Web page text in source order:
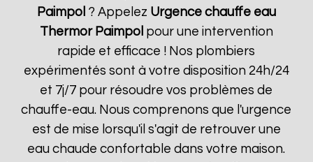
Paimpol ? Appelez Urgence chauffe eau
Thermor Paimpol pour une intervention
rapide et efficace ! Nos plombiers
expérimentés sont à votre disposition 24h/24
et 7j/7 pour résoudre vos problèmes de
chauffe-eau. Nous comprenons que l'urgence
est de mise lorsqu'il s'agit de retrouver une
eau chaude confortable dans votre maison.